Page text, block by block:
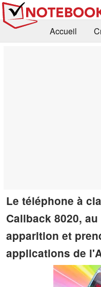
Accueil
Le téléphone à
Callback 8020,
apparition et
applications de